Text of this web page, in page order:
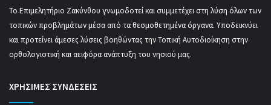
Το Επιμελητήριο Ζακύνθου γνωμοδοτεί και συμμετέχει στη λύση όλων των
τοπικών προβλημάτων μέσα από τα θεσμοθετημένα όργανα. Υποδεικνύει
και προτείνει άμεσες λύσεις βοηθώντας την Τοπική Αυτοδιοίκηση στην
ορθολογιστική και αειφόρα ανάπτυξη του νησιού μας.
ΧΡΗΣΙΜΕΣ ΣΥΝΔΕΣΕΙΣ